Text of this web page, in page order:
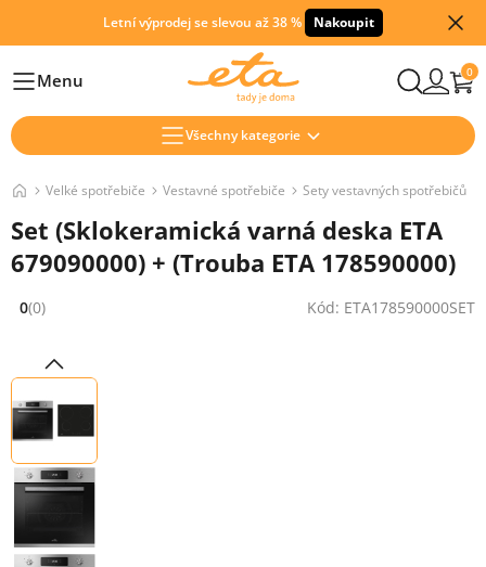
Letní výprodej se slevou až 38 % Nakoupit
HlavníMenu 0
Všechny kategorie
Velké spotřebiče Vestavné spotřebiče Sety vestavných spotřebičů
Set (Sklokeramická varná deska ETA
679090000) + (Trouba ETA 178590000)
Hodnocení: 0 z 5 (0 recenzí)
0(0) Kód: ETA178590000SET